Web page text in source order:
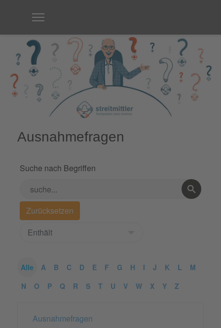
Ausnahmefragen
Suche nach Begriffen
Alle A B C D E F G H I J K L
M
N
O P Q R S T U V W X Y Z
Ausnahmefragen